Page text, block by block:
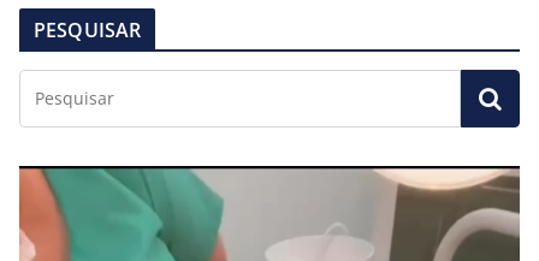
PESQUISAR